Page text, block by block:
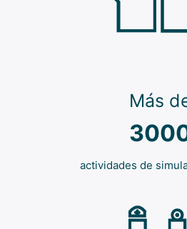
Más
actividades de